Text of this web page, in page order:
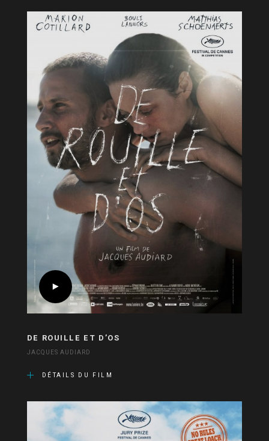
DE ROUILLE ET D’OS
JACQUES AUDIARD
DÉTAILS DU FILM